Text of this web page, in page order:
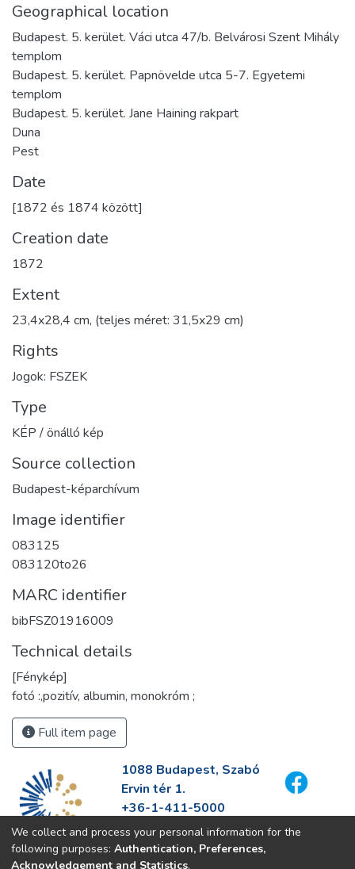
Geographical location
Budapest. 5. kerület. Váci utca 47/b. Belvárosi Szent Mihály
templom
Budapest. 5. kerület. Papnövelde utca 5-7. Egyetemi
templom
Budapest. 5. kerület. Jane Haining rakpart
Duna
Pest
Date
[1872 és 1874 között]
Creation date
1872
Extent
23,4x28,4 cm, (teljes méret: 31,5x29 cm)
Rights
Jogok: FSZEK
Type
KÉP / önálló kép
Source collection
Budapest-képarchívum
Image identifier
083125
083120to26
MARC identifier
bibFSZ01916009
Technical details
[Fénykép]
fotó :,pozitív, albumin, monokróm ;
Full item page
1088 Budapest, Szabó
Ervin tér 1.
+36-1-411-5000
info@fszek.hu
https://fszek.hu
We collect and process your personal information for the
following purposes: Authentication, Preferences,
Acknowledgement and Statistics.